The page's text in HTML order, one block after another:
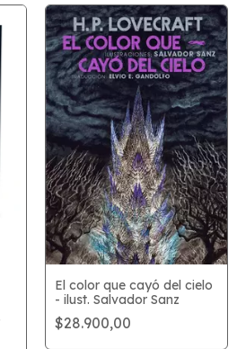
El color que cayó del cielo
- ilust. Salvador Sanz
$28.900,00